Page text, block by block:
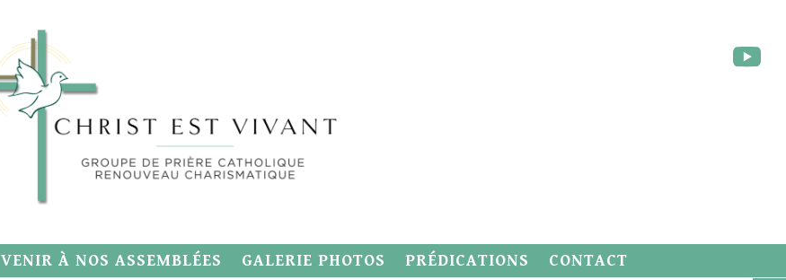
VENIR À NOS ASSEMBLÉES GALERIE PHOTOS PRÉDICATIONS CONTACT